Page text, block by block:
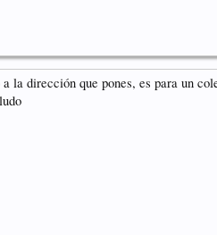
la dirección que pones, es para un